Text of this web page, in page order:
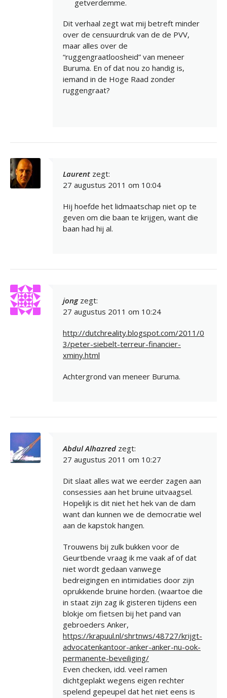
getverdemme.
Dit verhaal zegt wat mij betreft minder
over de censuurdruk van de de PVV,
maar alles over de
“ruggengraatloosheid” van meneer
Buruma. En of dat nou zo handig is,
iemand in de Hoge Raad zonder
ruggengraat?
Laurent zegt:
27 augustus 2011 om 10:04
Hij hoefde het lidmaatschap niet op te
geven om die baan te krijgen, want die
baan had hij al.
jong zegt:
27 augustus 2011 om 10:24
http://dutchreality.blogspot.com/2011/0
3/peter-siebelt-terreur-financier-
xminy.html
Achtergrond van meneer Buruma.
Abdul Alhazred zegt:
27 augustus 2011 om 10:27
Dit slaat alles wat we eerder zagen aan
consessies aan het bruine uitvaagsel.
Hopelijk is dit niet het hek van de dam
want dan kunnen we de democratie wel
aan de kapstok hangen.
Trouwens bij zulk bukken voor de
Geurtbende vraag ik me vaak af of dat
niet wordt gedaan vanwege
bedreigingen en intimidaties door zijn
oprukkende bruine horden. (waartoe die
in staat zijn zag ik gisteren tijdens een
blokje om fietsen bij het pand van
gebroeders Anker,
https://krapuul.nl/shrtnws/48727/krijgt-
advocatenkantoor-anker-anker-nu-ook-
permanente-beveiliging/
Even checken, idd. veel ramen
dichtgeplakt wegens eigen rechter
spelend gepeupel dat het niet eens is